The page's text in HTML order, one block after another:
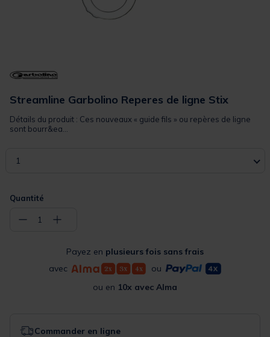
Streamline Garbolino Reperes de ligne Stix
Détails du produit : Ces nouveaux « guide fils » ou repères de ligne
sont bourr&ea...
1
Quantité
− 1 +
Payez en plusieurs fois sans frais
avec
ou
ou en 10x avec Alma
Commander en ligne